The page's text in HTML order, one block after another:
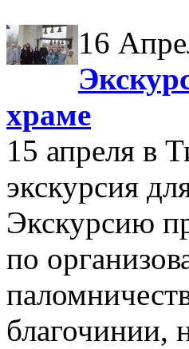
16
храме
15 апреля в
экскурсия
Экскурсию
по
благочинии,